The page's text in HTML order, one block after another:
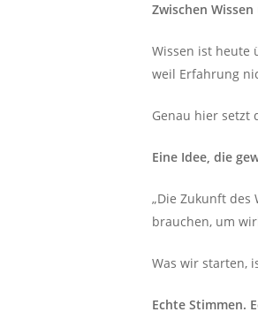
Zwischen
Wissen ist heute
weil Erfahrung
Genau hier setzt
Eine Idee, die
„Die Zukunft des
brauchen, um
Was wir starten,
Echte Stimmen.